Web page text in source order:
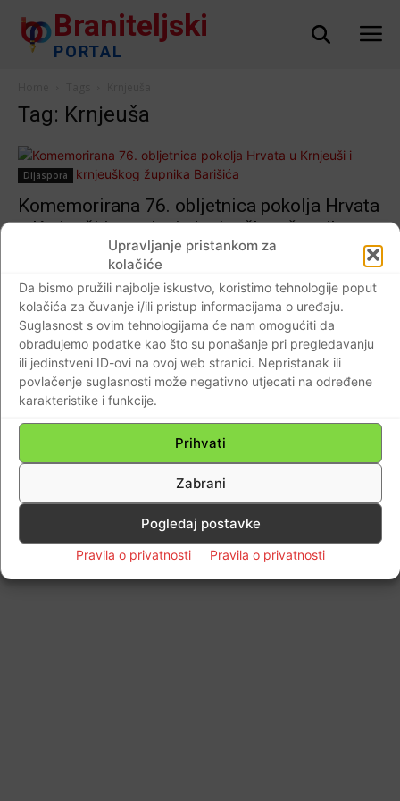
Upravljanje pristankom za
kolačiće
Da bismo pružili najbolje iskustvo, koristimo tehnologije poput
kolačića za čuvanje i/ili pristup informacijama o uređaju.
Suglasnost s ovim tehnologijama će nam omogućiti da
obrađujemo podatke kao što su ponašanje pri pregledavanju
ili jedinstveni ID-ovi na ovoj web stranici. Nepristanak ili
povlačenje suglasnosti može negativno utjecati na određene
karakteristike i funkcije.
Prihvati
Zabrani
Pogledaj postavke
Pravila o privatnosti Pravila o privatnosti
Braniteljski
PORTAL
Tag: Krnjeuša
Dijaspora
Komemorirana 76. obljetnica pokolja Hrvata
u Krnjeuši i stradanja krnjeuškog župnika
Impressum Kontaktirajte nas Pravila o privatnosti
© Newspaper WordPress Theme by TagDiv